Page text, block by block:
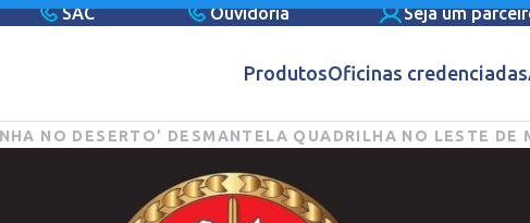
SAC Ouvidoria Seja um
ProdutosOficinas credenciadas
NO DESERTO’ DESMANTELA QUADRILHA NO LESTE DE